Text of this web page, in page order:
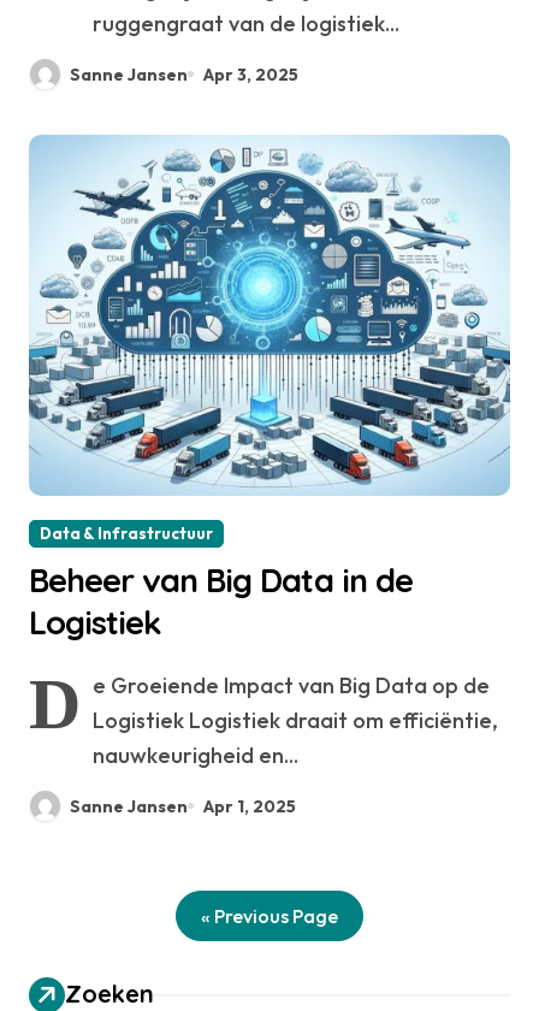
ruggengraat van de logistiek...
Sanne Jansen Apr 3, 2025
Data & Infrastructuur
Beheer van Big Data in de
Logistiek
D e Groeiende Impact van Big Data op de
Logistiek Logistiek draait om efficiëntie,
nauwkeurigheid en...
Sanne Jansen Apr 1, 2025
« Previous Page
Zoeken